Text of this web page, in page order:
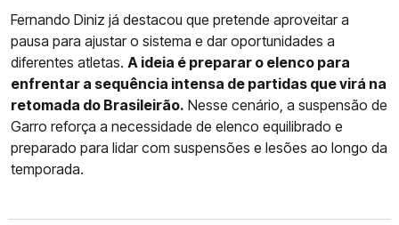
Fernando Diniz já destacou que pretende aproveitar a
pausa para ajustar o sistema e dar oportunidades a
diferentes atletas. A ideia é preparar o elenco para
enfrentar a sequência intensa de partidas que virá na
retomada do Brasileirão. Nesse cenário, a suspensão de
Garro reforça a necessidade de elenco equilibrado e
preparado para lidar com suspensões e lesões ao longo da
temporada.